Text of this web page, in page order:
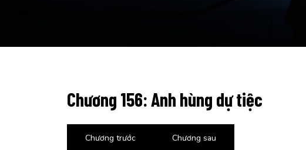
Chương 156: Anh hùng dự tiệc
Chương trước Chương sau